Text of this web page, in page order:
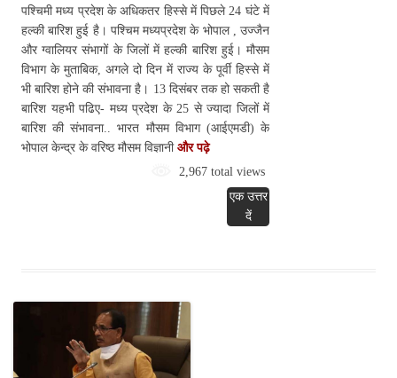
पश्चिमी मध्य प्रदेश के अधिकतर हिस्से में पिछले 24 घंटे में
हल्की बारिश हुई है। पश्चिम मध्यप्रदेश के भोपाल , उज्जैन
और ग्वालियर संभागों के जिलों में हल्की बारिश हुई। मौसम
विभाग के मुताबिक, अगले दो दिन में राज्य के पूर्वी हिस्से में
भी बारिश होने की संभावना है। 13 दिसंबर तक हो सकती है
बारिश यहभी पढिए- मध्य प्रदेश के 25 से ज्यादा जिलों में
बारिश की संभावना.. भारत मौसम विभाग (आईएमडी) के
भोपाल केन्द्र के वरिष्ठ मौसम विज्ञानी और पढ़े
2,967 total views
एक उत्तर
दें